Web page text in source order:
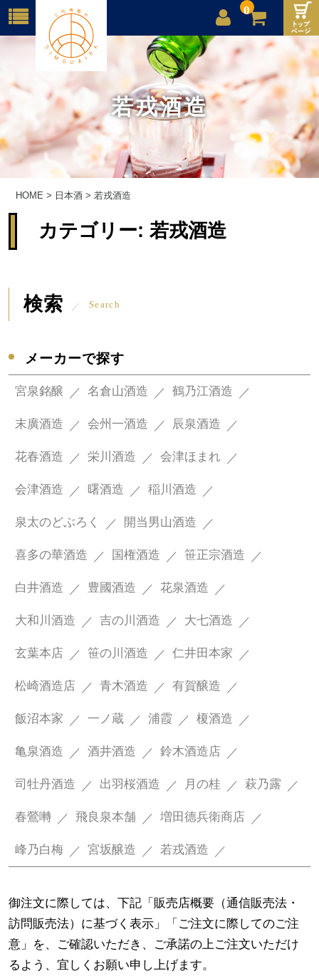
0
店舗案内
ご利用案内
送料
お問合せ
若戎酒造
HOME > 日本酒 >若戎酒造
カテゴリー:若戎酒造
検索 Search
メーカーで探す
宮泉銘醸 名倉山酒造 鶴乃江酒造
末廣酒造 会州一酒造 辰泉酒造
花春酒造 栄川酒造 会津ほまれ
会津酒造 曙酒造 稲川酒造
泉太のどぶろく 開当男山酒造
喜多の華酒造 国権酒造 笹正宗酒造
白井酒造 豊國酒造 花泉酒造
大和川酒造 吉の川酒造 大七酒造
玄葉本店 笹の川酒造 仁井田本家
松崎酒造店 青木酒造 有賀醸造
飯沼本家 一ノ蔵 浦霞 榎酒造
亀泉酒造 酒井酒造 鈴木酒造店
司牡丹酒造 出羽桜酒造 月の桂 萩乃露
春鶯囀 飛良泉本舗 増田德兵衛商店
峰乃白梅 宮坂醸造 若戎酒造
御注文に際しては、下記「販売店概要（通信販売法・
訪問販売法）に基づく表示」「ご注文に際してのご注
意」を、ご確認いただき、ご承諾の上ご注文いただけ
るよう、宜しくお願い申し上げます。